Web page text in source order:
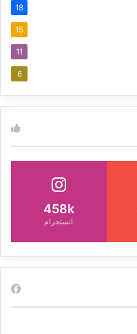
18
15
11
6
458k
انستجرام